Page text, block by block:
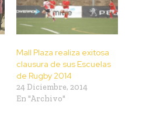
Mall Plaza realiza exitosa
clausura de sus Escuelas
de Rugby 2014
24 Diciembre, 2014
En "Archivo"